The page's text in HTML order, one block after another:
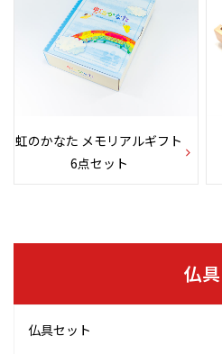
虹のかなた メモリアルギフト
6点セット
仏具
仏具セット